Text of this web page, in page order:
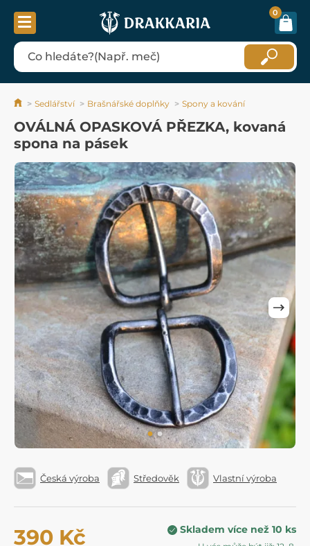
0
Sedlářství Brašnářské doplňky Spony a kování
OVÁLNÁ OPASKOVÁ PŘEZKA, kovaná
spona na pásek
Česká výroba Středověk Vlastní výroba
390 Kč Skladem více než 10 ks